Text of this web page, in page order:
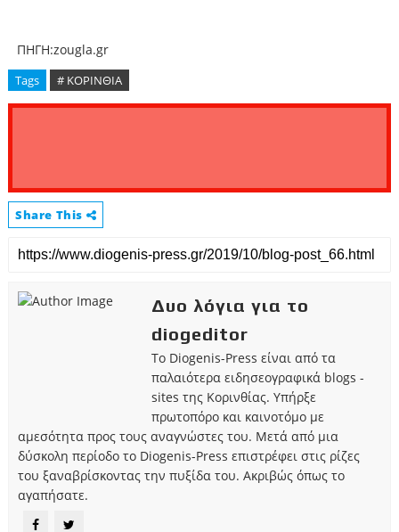
ΠΗΓΗ:zougla.gr
Tags # ΚΟΡΙΝΘΙΑ
Share This
Δυο λόγια για το
diogeditor
Το Diogenis-Press είναι από τα
παλαιότερα ειδησεογραφικά blogs -
sites της Κορινθίας. Υπήρξε
πρωτοπόρο και καινοτόμο με
αμεσότητα προς τους αναγνώστες του. Μετά από μια
δύσκολη περίοδο το Diogenis-Press επιστρέφει στις ρίζες
του ξαναβρίσκοντας την πυξίδα του. Ακριβώς όπως το
αγαπήσατε.